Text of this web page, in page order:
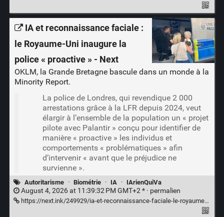
IA et reconnaissance faciale :
le Royaume-Uni inaugure la
police « proactive » - Next
OKLM, la Grande Bretagne bascule dans un monde à la
Minority Report.
La police de Londres, qui revendique 2 000
arrestations grâce à la LFR depuis 2024, veut
élargir à l’ensemble de la population un « projet
pilote avec Palantir » conçu pour identifier de
manière « proactive » les individus et
comportements « problématiques » afin
d’intervenir « avant que le préjudice ne
survienne ».
Autoritarisme · Biométrie · IA · IArienQuiVa
August 4, 2026 at 11:39:32 PM GMT+2 * · permalien
https://next.ink/249929/ia-et-reconnaissance-faciale-le-royaume-uni-inaugure-la-police-proactive/